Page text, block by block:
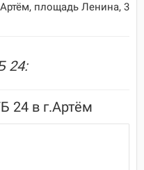
площадь Ленина, 3
24:
24 в г.Артём